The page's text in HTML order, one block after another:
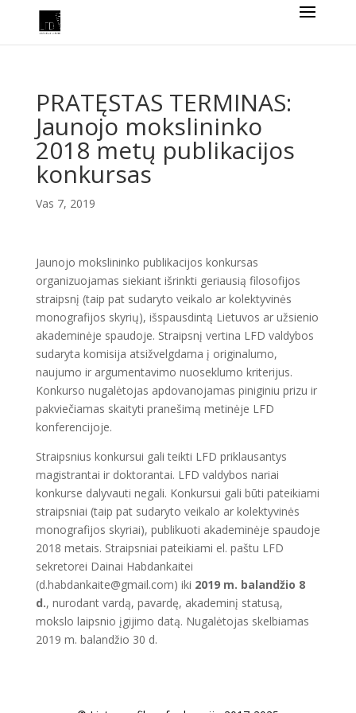
PRATĘSTAS TERMINAS:
Jaunojo mokslininko
2018 metų publikacijos
konkursas
Vas 7, 2019
Jaunojo mokslininko publikacijos konkursas
organizuojamas siekiant išrinkti geriausią filosofijos
straipsnį (taip pat sudaryto veikalo ar kolektyvinės
monografijos skyrių), išspausdintą Lietuvos ar užsienio
akademinėje spaudoje. Straipsnį vertina LFD valdybos
sudaryta komisija atsižvelgdama į originalumo,
naujumo ir argumentavimo nuoseklumo kriterijus.
Konkurso nugalėtojas apdovanojamas piniginiu prizu ir
pakviečiamas skaityti pranešimą metinėje LFD
konferencijoje.
Straipsnius konkursui gali teikti LFD priklausantys
magistrantai ir doktorantai. LFD valdybos nariai
konkurse dalyvauti negali. Konkursui gali būti pateikiami
straipsniai (taip pat sudaryto veikalo ar kolektyvinės
monografijos skyriai), publikuoti akademinėje spaudoje
2018 metais. Straipsniai pateikiami el. paštu LFD
sekretorei Dainai Habdankaitei
(d.habdankaite@gmail.com) iki 2019 m. balandžio 8
d., nurodant vardą, pavardę, akademinį statusą,
mokslo laipsnio įgijimo datą. Nugalėtojas skelbiamas
2019 m. balandžio 30 d.